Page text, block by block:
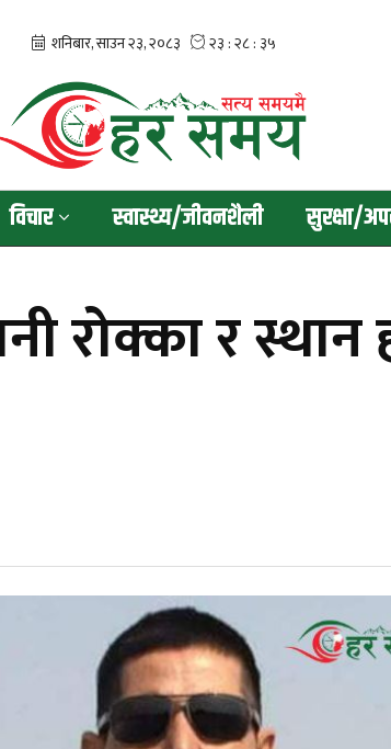
विचार स्वास्थ्य/जीवनशैली सुरक्षा/
रोक्का र